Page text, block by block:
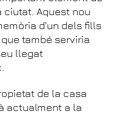
Aquest nou
d'un dels fills
també serviria
llegat
de la casa
actualment a la